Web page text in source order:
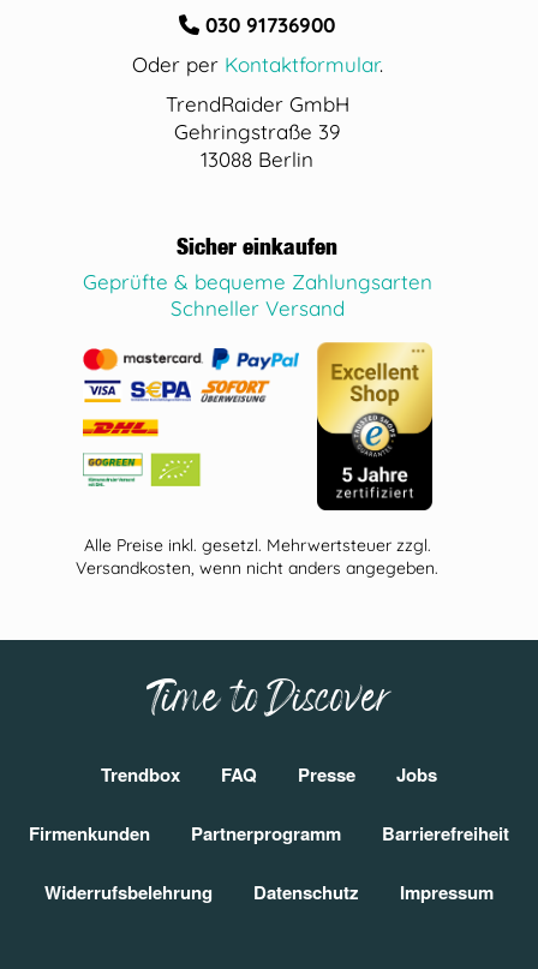
030 91736900
Oder per Kontaktformular.
TrendRaider GmbH
Gehringstraße 39
13088 Berlin
Sicher einkaufen
Geprüfte & bequeme Zahlungsarten
Schneller Versand
Alle Preise inkl. gesetzl. Mehrwertsteuer zzgl.
Versandkosten, wenn nicht anders angegeben.
Time to Discover
Trendbox FAQ Presse Jobs
Firmenkunden Partnerprogramm Barrierefreiheit
Widerrufsbelehrung Datenschutz Impressum